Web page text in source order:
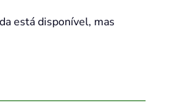
está disponível, mas